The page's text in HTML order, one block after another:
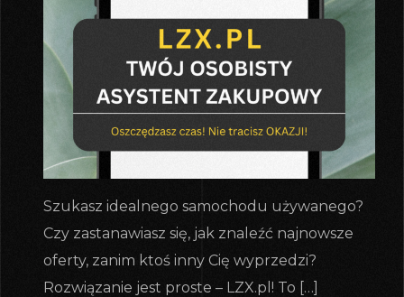
Szukasz idealnego samochodu używanego?
Czy zastanawiasz się, jak znaleźć najnowsze
oferty, zanim ktoś inny Cię wyprzedzi?
Rozwiązanie jest proste – LZX.pl! To […]